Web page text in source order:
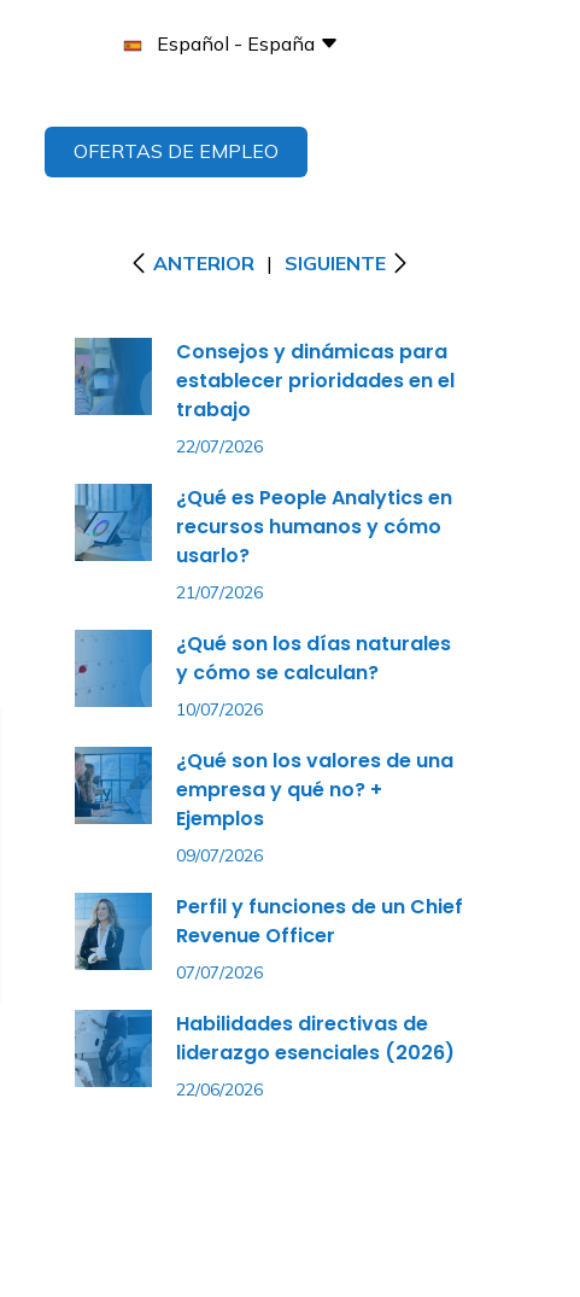
Español - España
OFERTAS DE EMPLEO
ANTERIOR | SIGUIENTE
Consejos y dinámicas para
establecer prioridades en el
trabajo
22/07/2026
¿Qué es People Analytics en
recursos humanos y cómo
usarlo?
21/07/2026
¿Qué son los días naturales
y cómo se calculan?
10/07/2026
¿Qué son los valores de una
empresa y qué no? +
Ejemplos
09/07/2026
Perfil y funciones de un Chief
Revenue Officer
07/07/2026
Habilidades directivas de
liderazgo esenciales (2026)
22/06/2026